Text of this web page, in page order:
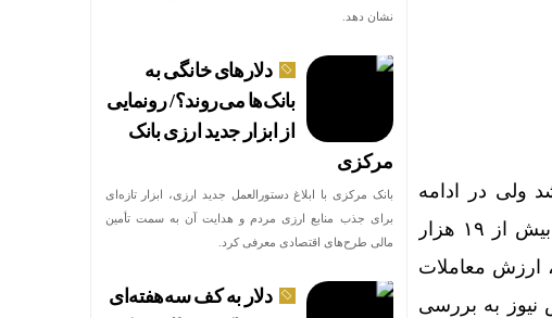
شد ولی در ادامه
شاخص کل با صعودی نسبی به کار را ادامه داد. در پایان، این شاخص با افزایش بیش از ۱۹ هزار
ارزش معاملات
نیوز به بررسی
نشان دهد.
دلارهای خانگی به
بانک‌ها می‌روند؟/ رونمایی
از ابزار جدید ارزی بانک
مرکزی
بانک مرکزی با ابلاغ دستورالعمل جدید ارزی، ابزار تازه‌ای
برای جذب منابع ارزی مردم و هدایت آن به سمت تأمین
مالی طرح‌های اقتصادی معرفی کرد.
دلار به کف سه‌هفته‌ای